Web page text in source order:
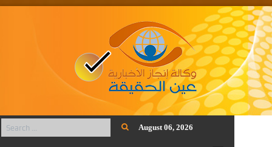
August 06, 2026